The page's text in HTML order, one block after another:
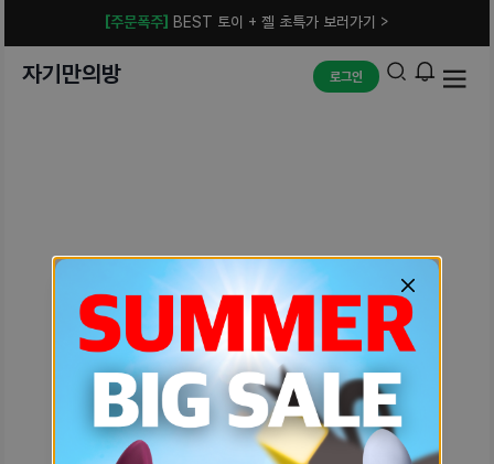
[주문폭주] BEST 토이 + 젤 초특가 보러가기 >
자기만의방 로그인
예상치 못한 에러입니다.